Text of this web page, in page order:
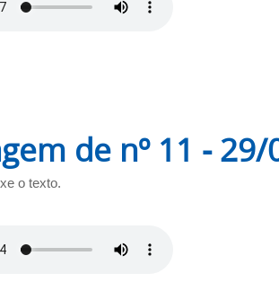
de nº 11 -
o texto.